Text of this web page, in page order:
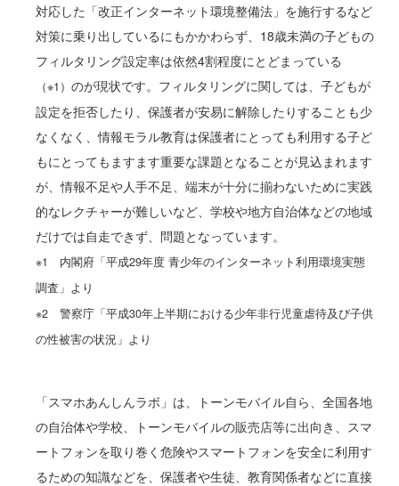
対応した「改正インターネット環境整備法」を施行するなど
対策に乗り出しているにもかかわらず、18歳未満の子どもの
フィルタリング設定率は依然4割程度にとどまっている
（※1） のが現状です。フィルタリングに関しては、子どもが
設定を拒否したり、保護者が安易に解除したりすることも少
なくなく、情報モラル教育は保護者にとっても利用する子ど
もにとってもますます重要な課題となることが見込まれます
が、情報不足や人手不足、端末が十分に揃わないために実践
的なレクチャーが難しいなど、学校や地方自治体などの地域
だけでは自走できず、問題となっています。
※1 内閣府「平成29年度 青少年のインターネット利用環境実態
調査」より
※2 警察庁「平成30年上半期における少年非行児童虐待及び子供
の性被害の状況」より
「スマホあんしんラボ」は、トーンモバイル自ら、全国各地
の自治体や学校、トーンモバイルの販売店等に出向き、スマ
ートフォンを取り巻く危険やスマートフォンを安全に利用す
るための知識などを、保護者や生徒、教育関係者などに直接